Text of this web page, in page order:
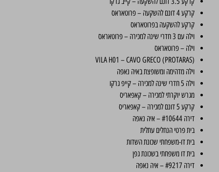
קרקע 4 דונם להשקעה – פרוטאראס
קרקע להשקעה בפרוטאראס
וילה עם 3 חדרי שינה למכירה – פרוטאראס
וילה – פרוטאראס
VILA H01 – CAVO GRECO (PROTARAS)
וילה מדהימה ומשופצת באיה נאפה
וילה 5 חדרי שינה למכירה – קייפ גרקו
מגרש יוקרתי למכירה – קאפאריס
קרקע 5 דונם למכירה – קאפאריס
דירה #10644 – איה נאפה
בית פרטי הנחלים עתלית
בית דו-משפחתי שכונת השדות
בית דו משפחתי בשכונת גפן
דירה #9217 – איה נאפה